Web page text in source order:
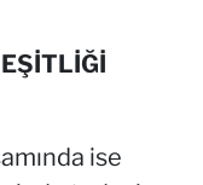
ise